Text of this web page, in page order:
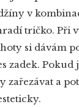
v
tričko. Při
si dávám
zadek. Pokud
zařezávat a